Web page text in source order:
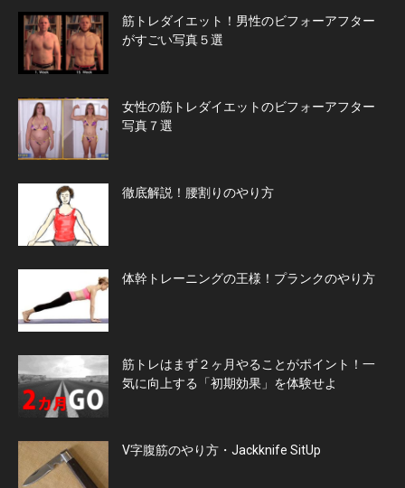
筋トレダイエット！男性のビフォーアフター
がすごい写真５選
女性の筋トレダイエットのビフォーアフター
写真７選
徹底解説！腰割りのやり方
体幹トレーニングの王様！プランクのやり方
筋トレはまず２ヶ月やることがポイント！一
気に向上する「初期効果」を体験せよ
V字腹筋のやり方・Jackknife SitUp